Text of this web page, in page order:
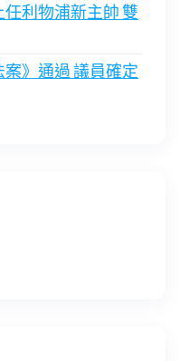
利物浦新主帥 雙
案》通過 議員確定